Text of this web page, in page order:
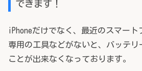
できます！
iPhoneだけでなく、最近のスマート
専用の工具などがないと、バッテリ
ことが出来なくなっております。